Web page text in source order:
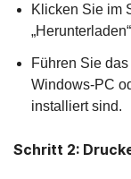
Klicken Sie im
Führen Sie
Windows-PC
installiert sind.
Schritt 2: